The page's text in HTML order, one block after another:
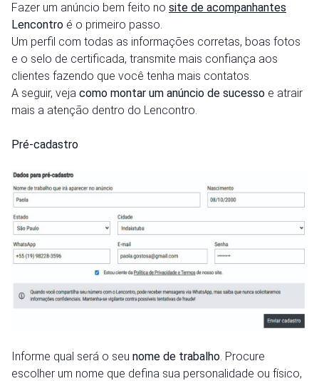
Fazer um anúncio bem feito no site de acompanhantes
Lencontro é o primeiro passo.
Um perfil com todas as informações corretas, boas fotos
e o selo de certificada, transmite mais confiança aos
clientes fazendo que você tenha mais contatos.
A seguir, veja como montar um anúncio de sucesso e atrair
mais a atenção dentro do Lencontro.
Pré-cadastro
Informe qual será o seu nome de trabalho . Procure
escolher um nome que defina sua personalidade ou físico,